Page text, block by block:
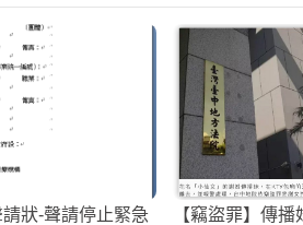
狀-聲請停止緊急
【竊盜罪】傳